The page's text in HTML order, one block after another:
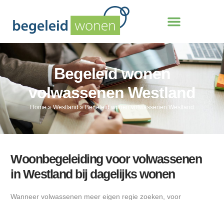
Begeleid wonen
volwassenen Westland
Home»Westland»Begeleid wonen volwassenen Westland
Woonbegeleiding voor volwassenen
in Westland bij dagelijks wonen
Wanneer volwassenen meer eigen regie zoeken, voor